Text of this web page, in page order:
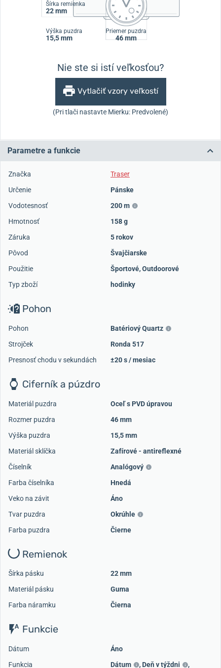
Šírka remienka
22 mm
Výška puzdra
15,5 mm
Priemer puzdra
46 mm
Nie ste si istí veľkosťou?
Vytlačiť vzory veľkostí
(Pri tlači nastavte Mierku: Predvolené)
Parametre a funkcie
Značka
Traser
Určenie
Pánske
Vodotesnosť
200 m
Hmotnosť
158 g
Záruka
5 rokov
Pôvod
Švajčiarske
Použitie
Športové,Outdoorové
Typ zboží
hodinky
Pohon
Pohon
Batériový Quartz
Strojček
Ronda 517
Presnosť chodu v sekundách
±20 s / mesiac
Ciferník a púzdro
Materiál puzdra
Oceľ s PVD úpravou
Rozmer puzdra
46 mm
Výška puzdra
15,5 mm
Materiál sklíčka
Zafírové - antireflexné
Číselník
Analógový
Farba číselníka
Hnedá
Veko na závit
Áno
Tvar puzdra
Okrúhle
Farba puzdra
Čierne
Remienok
Šírka pásku
22 mm
Materiál pásku
Guma
Farba náramku
Čierna
Funkcie
Dátum
Áno
Funkcia
Dátum , Deň v týždni ,